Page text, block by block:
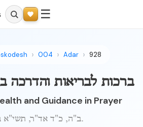
☰
004 Adar 928
ברכות לבריאות והדרכה
and Guidance in Prayer
ב"ה, כ"ד אד"ר, תשי"א ברוקלין.